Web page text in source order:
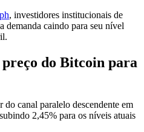
, investidores institucionais de
demanda caindo para seu nível
do Bitcoin para
canal paralelo descendente em
2,45% para os níveis atuais